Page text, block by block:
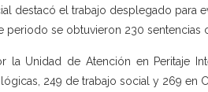
destacó el trabajo desplegado para
se obtuvieron 230 sentencias
Unidad de Atención en Peritaje
249 de trabajo social y 269 en